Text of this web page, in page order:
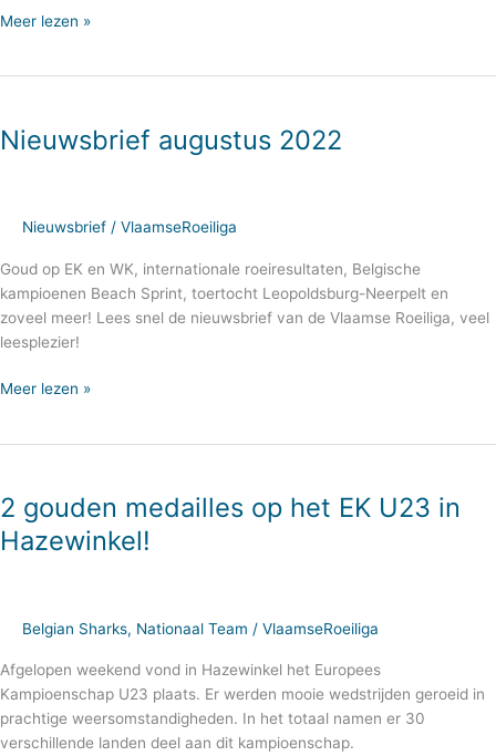
Meer lezen »
Nieuwsbrief augustus 2022
Nieuwsbrief / VlaamseRoeiliga
Goud op EK en WK, internationale roeiresultaten, Belgische
kampioenen Beach Sprint, toertocht Leopoldsburg-Neerpelt en
zoveel meer! Lees snel de nieuwsbrief van de Vlaamse Roeiliga, veel
leesplezier!
2022
Meer lezen »
2 gouden medailles op het EK U23 in
Hazewinkel!
Belgian Sharks, Nationaal Team / VlaamseRoeiliga
Afgelopen weekend vond in Hazewinkel het Europees
Kampioenschap U23 plaats. Er werden mooie wedstrijden geroeid in
prachtige weersomstandigheden. In het totaal namen er 30
verschillende landen deel aan dit kampioenschap.
medailles
op
het